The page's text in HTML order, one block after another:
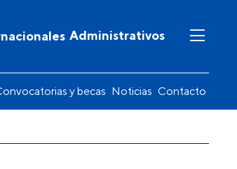
Administrativos
y becas Noticias Contacto